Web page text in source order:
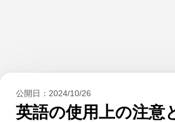
公開日： 2024/10/26
英語の使用上の注意